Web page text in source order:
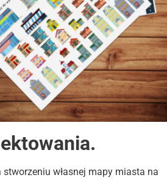
stworzeniu własnej mapy miasta na